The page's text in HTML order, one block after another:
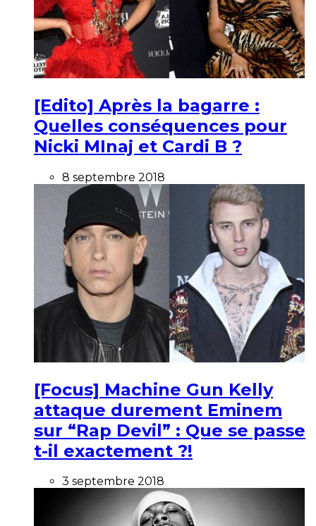
[Edito] Après la bagarre :
Quelles conséquences pour
Nicki MInaj et Cardi B ?
8 septembre 2018
[Focus] Machine Gun Kelly
attaque durement Eminem
sur “Rap Devil” : Que se passe
t-il exactement ?!
3 septembre 2018